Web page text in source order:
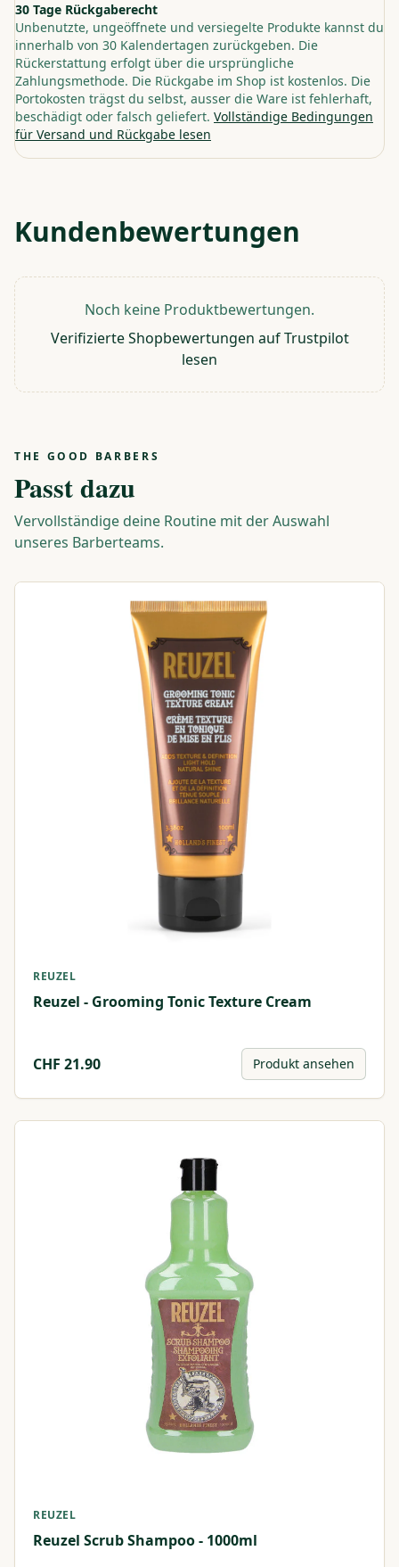
30 Tage Rückgaberecht
Unbenutzte, ungeöffnete und versiegelte Produkte kannst du
innerhalb von 30 Kalendertagen zurückgeben. Die
Rückerstattung erfolgt über die ursprüngliche
Zahlungsmethode. Die Rückgabe im Shop ist kostenlos. Die
Portokosten trägst du selbst, ausser die Ware ist fehlerhaft,
beschädigt oder falsch geliefert. Vollständige Bedingungen
für Versand und Rückgabe lesen
Kundenbewertungen
Noch keine Produktbewertungen.
Verifizierte Shopbewertungen auf Trustpilot
lesen
THE GOOD BARBERS
Passt dazu
Vervollständige deine Routine mit der Auswahl
unseres Barberteams.
REUZEL
Reuzel - Grooming Tonic Texture Cream
CHF 21.90 Produkt ansehen
REUZEL
Reuzel Scrub Shampoo - 1000ml